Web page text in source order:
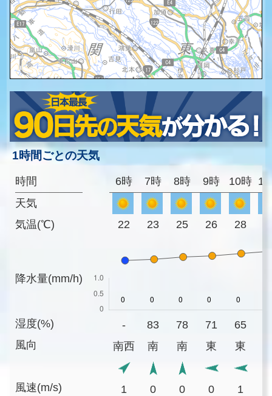
1時間ごとの天気
時間
天気
気温(℃)
降水量(mm/h)
湿度(%)
風向
風速(m/s)
6時 7時 8時 9時 10時
22 23 25 26 28
- 83 78 71 65
南西
南 南 東 東
1 0 0 0 1